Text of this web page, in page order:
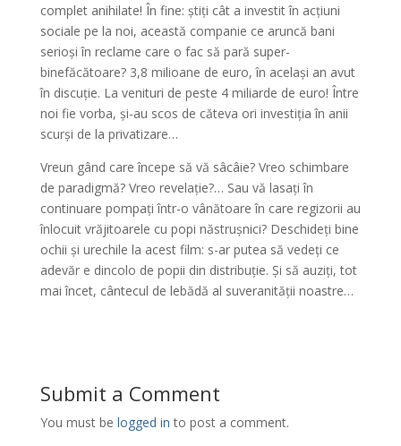
complet anihilate! În fine: știți cât a investit în acțiuni
sociale pe la noi, această companie ce aruncă bani
serioși în reclame care o fac să pară super-
binefăcătoare? 3,8 milioane de euro, în același an avut
în discuție. La venituri de peste 4 miliarde de euro! Între
noi fie vorba, și-au scos de căteva ori investiția în anii
scurși de la privatizare…
Vreun gând care începe să vă sâcâie? Vreo schimbare
de paradigmă? Vreo revelație?… Sau vă lasați în
continuare pompați într-o vânătoare în care regizorii au
înlocuit vrăjitoarele cu popi năstrușnici? Deschideți bine
ochii și urechile la acest film: s-ar putea să vedeți ce
adevăr e dincolo de popii din distribuție. Și să auziți, tot
mai încet, cântecul de lebădă al suveranității noastre…
Submit a Comment
You must be logged in to post a comment.